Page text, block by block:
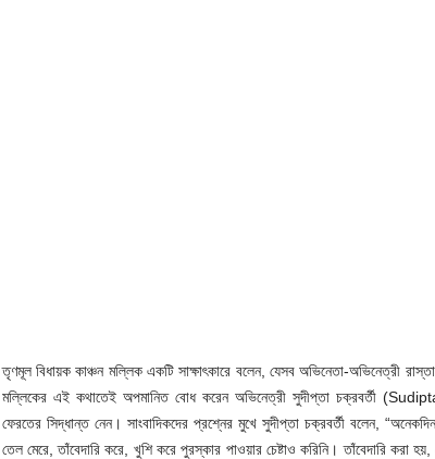
তৃণমূল বিধায়ক কাঞ্চন মল্লিক একটি সাক্ষাৎকারে বলেন, যেসব অভিনেতা-অভিনেত্রী
মল্লিকের এই কথাতেই অপমানিত বোধ করেন অভিনেত্রী সুদীপ্তা চক্রবর্তী
ফেরতের সিদ্ধান্ত নেন। সাংবাদিকদের প্রশ্নের মুখে সুদীপ্তা চক্রবর্তী বলেন,
তেল মেরে, তাঁবেদারি করে, খুশি করে পুরস্কার পাওয়ার চেষ্টাও করিনি। তাঁবেদারি করা